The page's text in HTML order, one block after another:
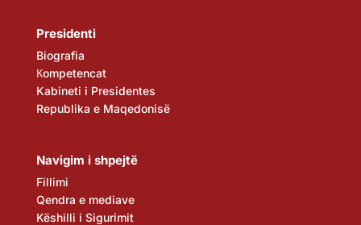
Presidenti
Biografia
Кompetencat
Kabineti i Presidentes
Republika e Maqedonisë
Navigim i shpejtë
Fillimi
Qendra e mediave
Këshilli i Sigurimit